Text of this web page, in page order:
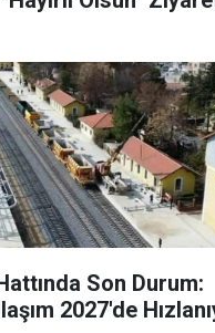
Son Durum:
2027'de